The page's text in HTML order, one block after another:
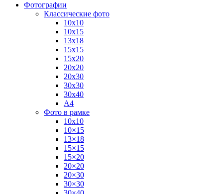
Фотографии
Классические фото
10х10
10х15
13х18
15х15
15х20
20х20
20х30
30х30
30х40
А4
Фото в рамке
10х10
10×15
13×18
15×15
15×20
20×20
20×30
30×30